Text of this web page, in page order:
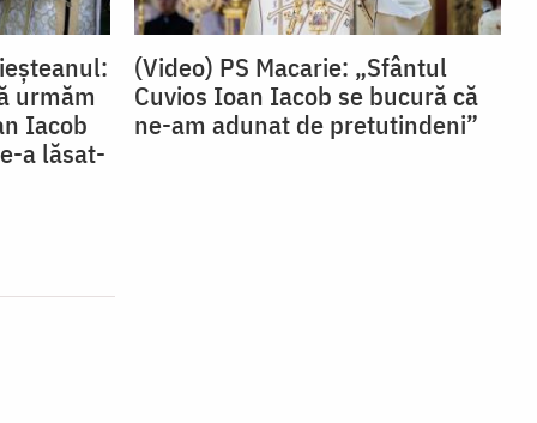
urmăm
Iacob
a lăsat-
(Video) PS Macarie: „Sfântul
Cuvios Ioan Iacob se bucură că
ne-am adunat de pretutindeni”